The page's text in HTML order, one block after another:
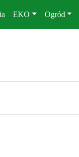
EKO Ogród